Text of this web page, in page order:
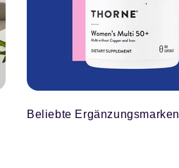
Beliebte Ergänzungsmarken